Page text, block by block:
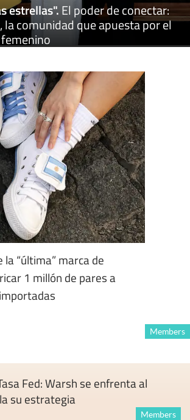
estrellas".El poder de conectar:
la comunidad que apuesta por el
la “última” marca de
1 millón de pares a
Members
Fed: Warsh se enfrenta al
su estrategia
Members